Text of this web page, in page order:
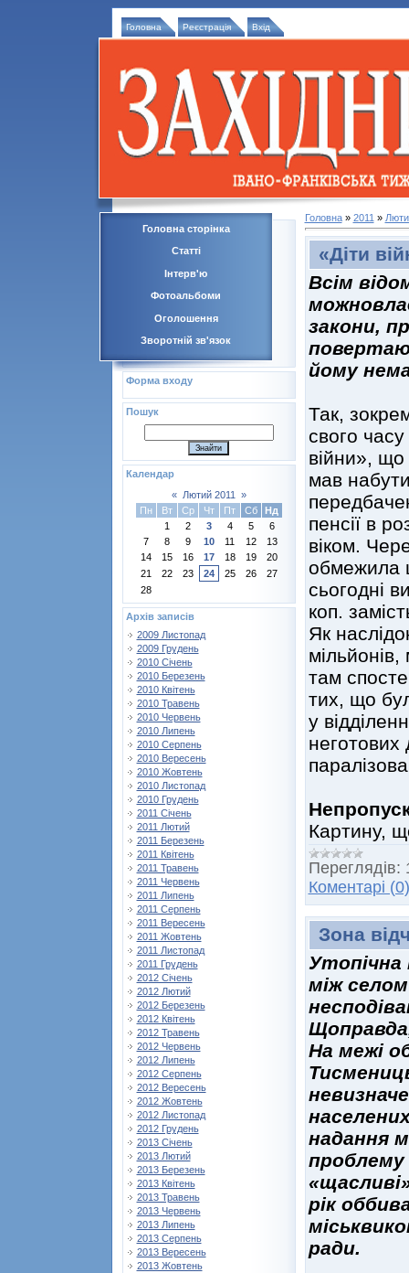
Головна Реєстрація Вхід
Головна сторінка
Статті
Інтерв'ю
Фотоальбоми
Оголошення
Зворотній зв'язок
Форма входу
Пошук
Календар
«
Лютий 2011
»
Пн
Вт Ср Чт Пт Сб
Нд
1
2 3 4 5
6
7
8 9 10 11 12
13
14
15 16 17 18 19
20
21
22 23 24 25 26
27
28
Архів записів
2009 Листопад
2009 Грудень
2010 Січень
2010 Березень
2010 Квітень
2010 Травень
2010 Червень
2010 Липень
2010 Серпень
2010 Вересень
2010 Жовтень
2010 Листопад
2010 Грудень
2011 Січень
2011 Лютий
2011 Березень
2011 Квітень
2011 Травень
2011 Червень
2011 Липень
2011 Серпень
2011 Вересень
2011 Жовтень
2011 Листопад
2011 Грудень
2012 Січень
2012 Лютий
2012 Березень
2012 Квітень
2012 Травень
2012 Червень
2012 Липень
2012 Серпень
2012 Вересень
2012 Жовтень
2012 Листопад
2012 Грудень
2013 Січень
2013 Лютий
2013 Березень
2013 Квітень
2013 Травень
2013 Червень
2013 Липень
2013 Серпень
2013 Вересень
2013 Жовтень
Головна» 2011 »
«Діти
Всім
закони,
йому
Так,
свого
війни»,
мав
пенсії в
віком.
обмежила
сьогодні
коп.
Як
там
тих, що
у
неготових
Картину,
Переглядів:
Коментарі (0)
Зона
Утопічна
між
На межі
надання
проблему
рік
ради.